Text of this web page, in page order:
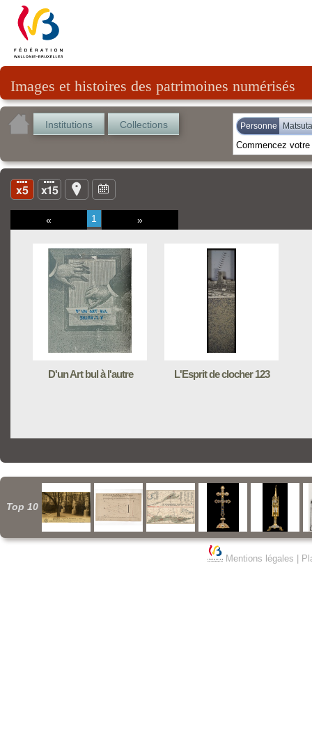
Images et histoires des patrimoines numérisés
Institutions Collections Personne
« 1 »
D'un Art bul à l'autre L'Esprit de clocher 123
Top 10
Mentions légales